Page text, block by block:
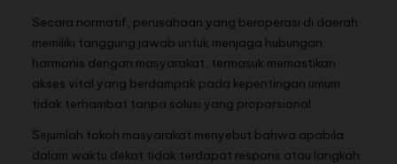
Secara normatif, perusahaan yang beroperasi di daerah
memiliki tanggung jawab untuk menjaga hubungan
harmonis dengan masyarakat, termasuk memastikan
akses vital yang berdampak pada kepentingan umum
tidak terhambat tanpa solusi yang proporsional.
Sejumlah tokoh masyarakat menyebut bahwa apabila
dalam waktu dekat tidak terdapat respons atau langkah